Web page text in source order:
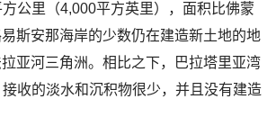
公里（4,000平方英里），面积比佛蒙
斯安那海岸的少数仍在建造新土地的地
亚河三角洲。相比之下，巴拉塔里亚湾
接收的淡水和沉积物很少，并且没有建造